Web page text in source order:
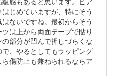
じめていますが、特にそう
ないですね。最初からそう
は上から両面テープで貼り
部分が凹んで押しづらくな
、やるとしてもラッピング
傷防止も兼ねられるならア